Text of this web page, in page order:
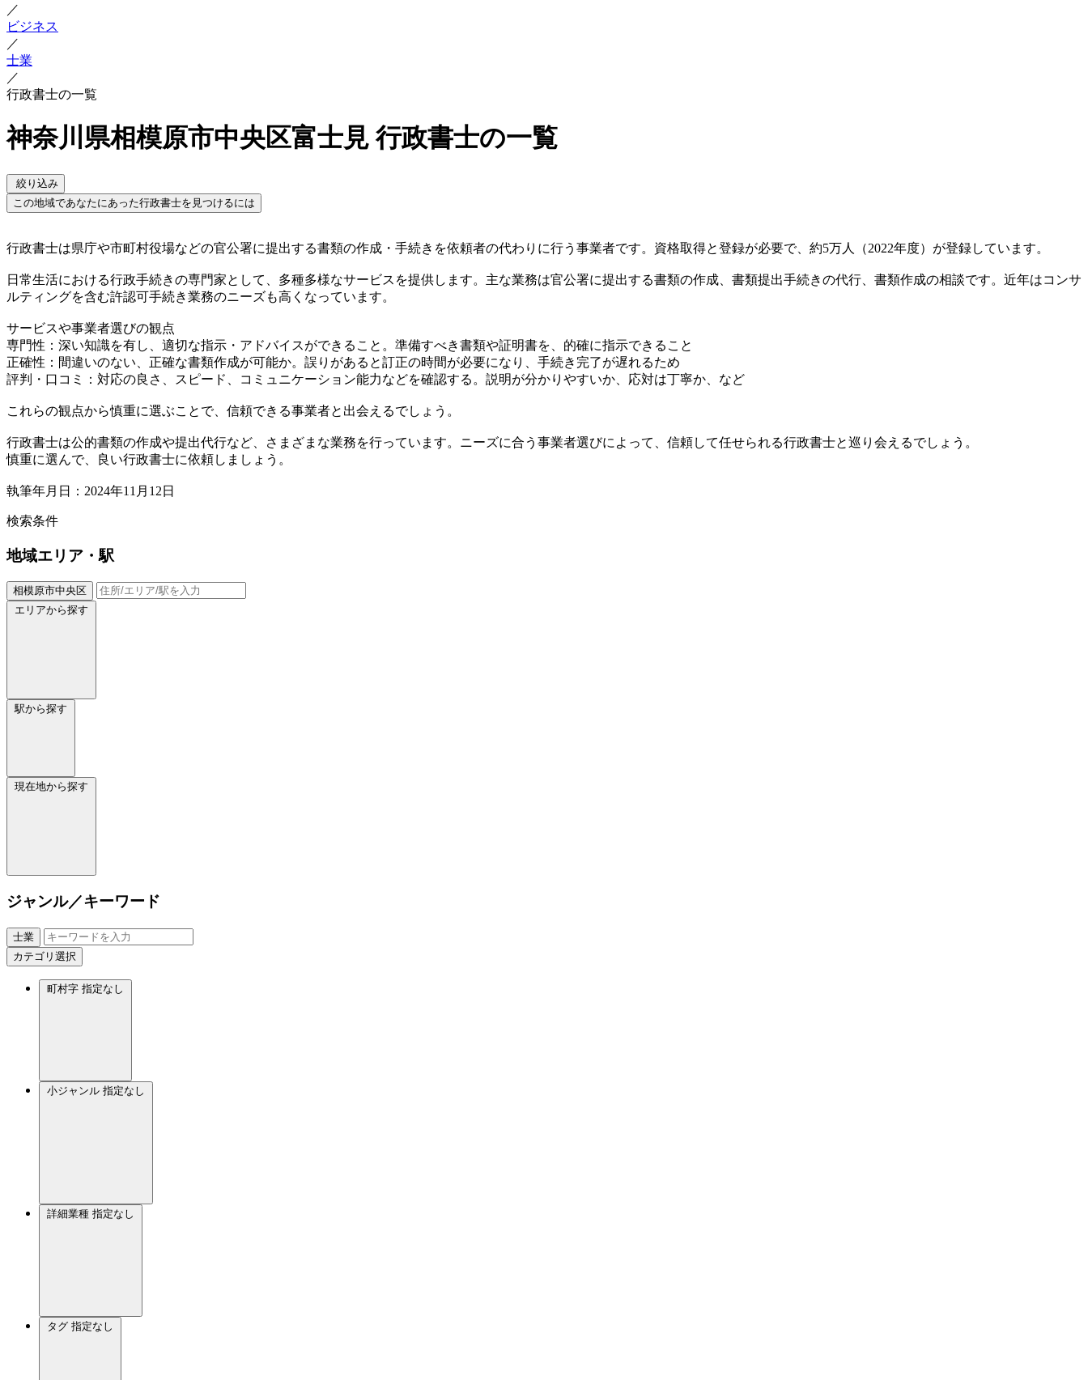
／
ビジネス
／
士業
／
行政書士の一覧
神奈川県相模原市中央区富士見 行政書士の一覧
絞り込み
この地域であなたにあった行政書士を見つけるには
行政書士は県庁や市町村役場などの官公署に提出する書類の作成・手続きを依頼者の代わりに行う事業者です。資格取得と登録が必要で、約5万人（2022年度）が登録しています。
日常生活における行政手続きの専門家として、多種多様なサービスを提供します。主な業務は官公署に提出する書類の作成、書類提出手続きの代行、書類作成の相談です。近年はコンサ
ルティングを含む許認可手続き業務のニーズも高くなっています。
サービスや事業者選びの観点
専門性：深い知識を有し、適切な指示・アドバイスができること。準備すべき書類や証明書を、的確に指示できること
正確性：間違いのない、正確な書類作成が可能か。誤りがあると訂正の時間が必要になり、手続き完了が遅れるため
評判・口コミ：対応の良さ、スピード、コミュニケーション能力などを確認する。説明が分かりやすいか、応対は丁寧か、など
これらの観点から慎重に選ぶことで、信頼できる事業者と出会えるでしょう。
行政書士は公的書類の作成や提出代行など、さまざまな業務を行っています。ニーズに合う事業者選びによって、信頼して任せられる行政書士と巡り会えるでしょう。
慎重に選んで、良い行政書士に依頼しましょう。
執筆年月日：2024年11月12日
検索条件
地域エリア・駅
相模原市中央区
エリアから探す
駅から探す
現在地から探す
ジャンル／キーワード
士業
カテゴリ選択
町村字 指定なし
小ジャンル 指定なし
詳細業種 指定なし
タグ 指定なし